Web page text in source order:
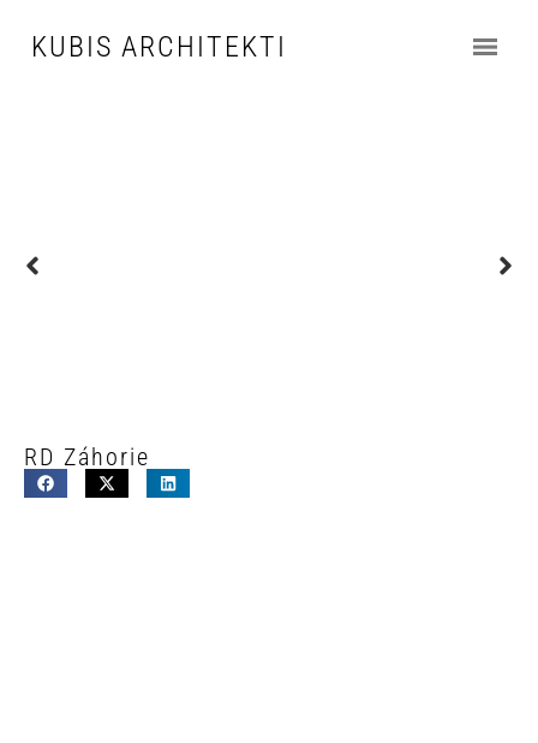
KUBIS ARCHITEKTI
RD Záhorie